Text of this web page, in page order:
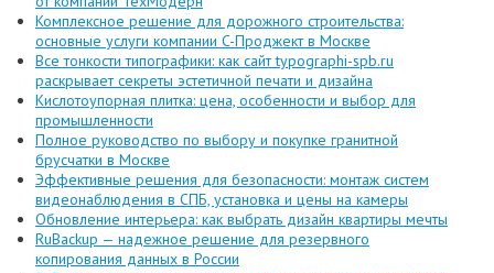
Комплексное решение для дорожного строительства:
основные услуги компании C-Проджект в Москве
Все тонкости типографики: как сайт typographi-spb.ru
раскрывает секреты эстетичной печати и дизайна
Кислотоупорная плитка: цена, особенности и выбор для
промышленности
Полное руководство по выбору и покупке гранитной
брусчатки в Москве
Эффективные решения для безопасности: монтаж систем
видеонаблюдения в СПБ, установка и цены на камеры
Обновление интерьера: как выбрать дизайн квартиры мечты
RuBackup — надежное решение для резервного
копирования данных в России